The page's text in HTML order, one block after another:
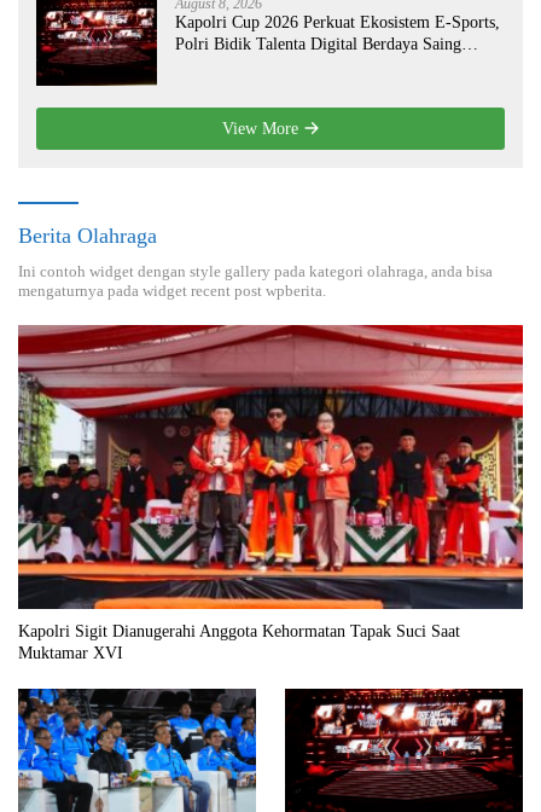
August 8, 2026
Kapolri Cup 2026 Perkuat Ekosistem E-Sports,
Polri Bidik Talenta Digital Berdaya Saing
View More
Berita Olahraga
Ini contoh widget dengan style gallery pada kategori olahraga, anda bisa
mengaturnya pada widget recent post wpberita.
Kapolri Sigit Dianugerahi Anggota Kehormatan Tapak Suci Saat
Muktamar XVI